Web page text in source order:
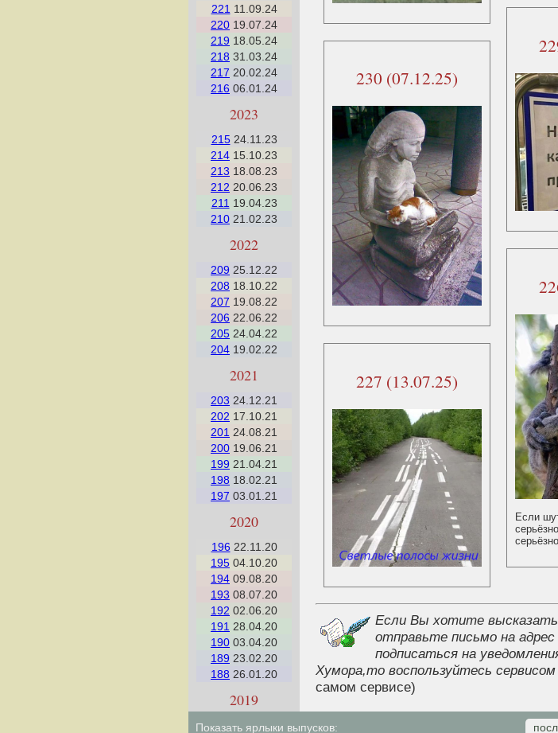
221 11.09.24
220 19.07.24
219 18.05.24
218 31.03.24
217 20.02.24
216 06.01.24
2023
21524.11.23
214 15.10.23
213 18.08.23
212 20.06.23
211 19.04.23
210 21.02.23
2022
209 25.12.22
208 18.10.22
207 19.08.22
206 22.06.22
205 24.04.22
204 19.02.22
2021
203 24.12.21
202 17.10.21
201 24.08.21
200 19.06.21
199 21.04.21
198 18.02.21
197 03.01.21
2020
196 22.11.20
195 04.10.20
194 09.08.20
193 08.07.20
192 02.06.20
191 28.04.20
190 03.04.20
189 23.02.20
188 26.01.20
2019
18715.12.19
230 (07.12.25)
227 (13.07.25)
Если
Если Вы хотите
отправьте письмо на адрес
подписаться на
Хумора,то воспользуйтесь сервисом
самом сервисе)
Показать ярлыки выпусков: